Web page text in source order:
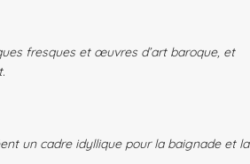
fresques et œuvres d’art baroque, et
un cadre idyllique pour la baignade et la